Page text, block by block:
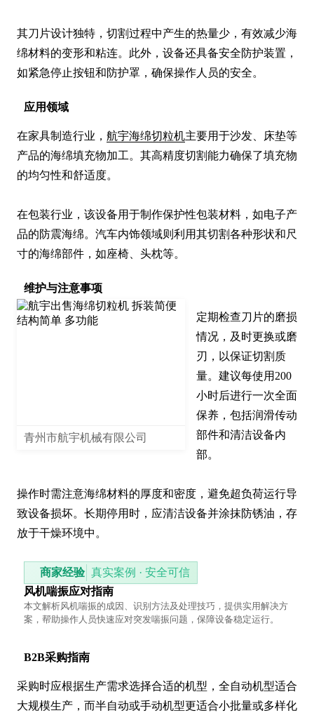
其刀片设计独特，切割过程中产生的热量少，有效减少海
绵材料的变形和粘连。此外，设备还具备安全防护装置，
如紧急停止按钮和防护罩，确保操作人员的安全。
应用领域
在家具制造行业， 航宇海绵切粒机主要用于沙发、床垫等
产品的海绵填充物加工。其高精度切割能力确保了填充物
的均匀性和舒适度。
在包装行业，该设备用于制作保护性包装材料，如电子产
品的防震海绵。汽车内饰领域则利用其切割各种形状和尺
寸的海绵部件，如座椅、头枕等。
维护与注意事项
青州市航宇机械有限公司
定期检查刀片的磨损
情况，及时更换或磨
刃，以保证切割质
量。建议每使用200
小时后进行一次全面
保养，包括润滑传动
部件和清洁设备内
部。
操作时需注意海绵材料的厚度和密度，避免超负荷运行导
致设备损坏。长期停用时，应清洁设备并涂抹防锈油，存
放于干燥环境中。
商家经验 真实案例 · 安全可信
风机喘振应对指南
本文解析风机喘振的成因、识别方法及处理技巧，提供实用解决方
案，帮助操作人员快速应对突发喘振问题，保障设备稳定运行。
B2B采购指南
采购时应根据生产需求选择合适的机型，全自动机型适合
大规模生产，而半自动或手动机型更适合小批量或多样化